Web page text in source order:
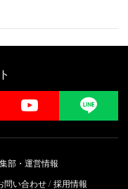
YouTube
部・運営情報
問い合わせ 採用情報